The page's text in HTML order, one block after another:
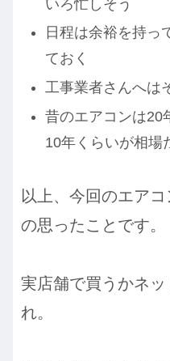
いろ忙しそう
日程は余裕を持っ
ておく
工事業者さんへは
昔のエアコンは20
10年くらいが相場
以上、今回のエア
の思ったことです。
実店舗で買うかネ
れ。